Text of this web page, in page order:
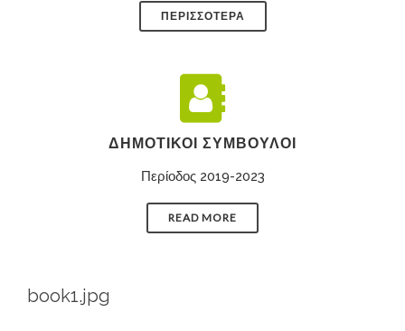
ΠΕΡΙΣΣΟΤΕΡΑ
ΔΗΜΟΤΙΚΟΊ ΣΎΜΒΟΥΛΟΙ
Περίοδος 2019-2023
READ MORE
book1.jpg